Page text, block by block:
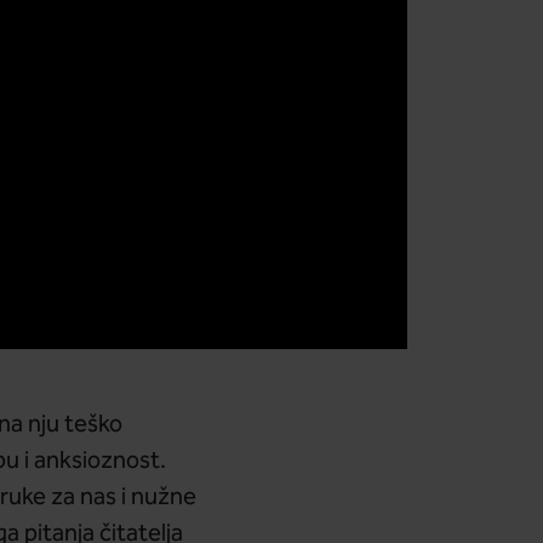
nju teško
i anksioznost.
za nas i nužne
pitanja čitatelja